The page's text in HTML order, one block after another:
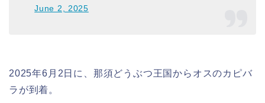
June 2, 2025
2025年6月2日に、那須どうぶつ王国からオスのカピバ
ラが到着。